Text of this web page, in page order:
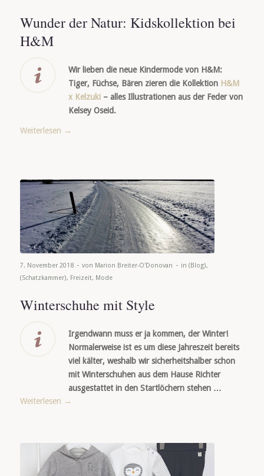
Wunder der Natur: Kidskollektion bei
H&M
Wir lieben die neue Kindermode von H&M:
Tiger, Füchse, Bären zieren die Kollektion H&M
x Kelzuki– alles Illustrationen aus der Feder von
Kelsey Oseid.
Weiterlesen →
7. November 2018 - von Marion Breiter-O'Donovan - in (Blog),
(Schatzkammer), Freizeit, Mode
Winterschuhe mit Style
Irgendwann muss er ja kommen, der Winter!
Normalerweise ist es um diese Jahreszeit bereits
viel kälter, weshalb wir sicherheitshalber schon
mit Winterschuhen aus dem Hause Richter
ausgestattet in den Startlöchern stehen …
Weiterlesen →